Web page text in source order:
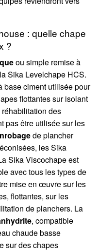
: quelle chape
?
ou simple remise à
Sika Levelchape HCS.
base ciment utilisée pour
flottantes sur isolant
des
pas être utilisée sur les
de plancher
les Sika
Sika Viscochape est
avec tous les types de
mise en œuvre sur les
flottantes, sur les
de planchers. La
, compatible
chaude basse
sur des chapes